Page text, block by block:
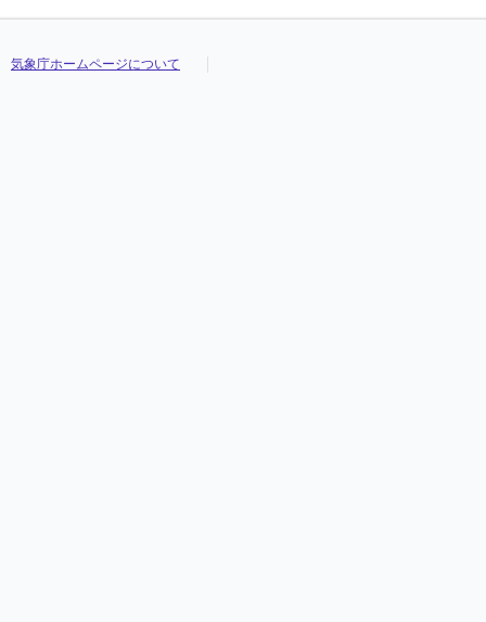
気象庁ホームページについて